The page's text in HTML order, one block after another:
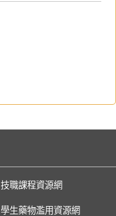
技職課程資源網
學生藥物濫用資源網